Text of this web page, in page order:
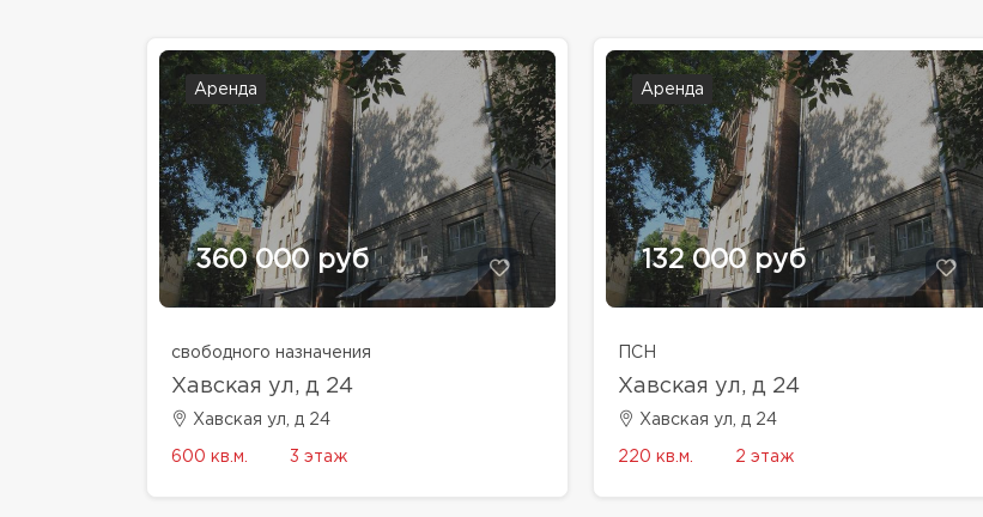
Аренда
360 000 руб
свободного назначения
Хавская ул, д 24
Хавская ул, д 24
600 кв.м. 3 этаж
Аренда
132 000 руб
ПСН
Хавская ул, д 24
Хавская ул, д 24
220 кв.м. 2 этаж